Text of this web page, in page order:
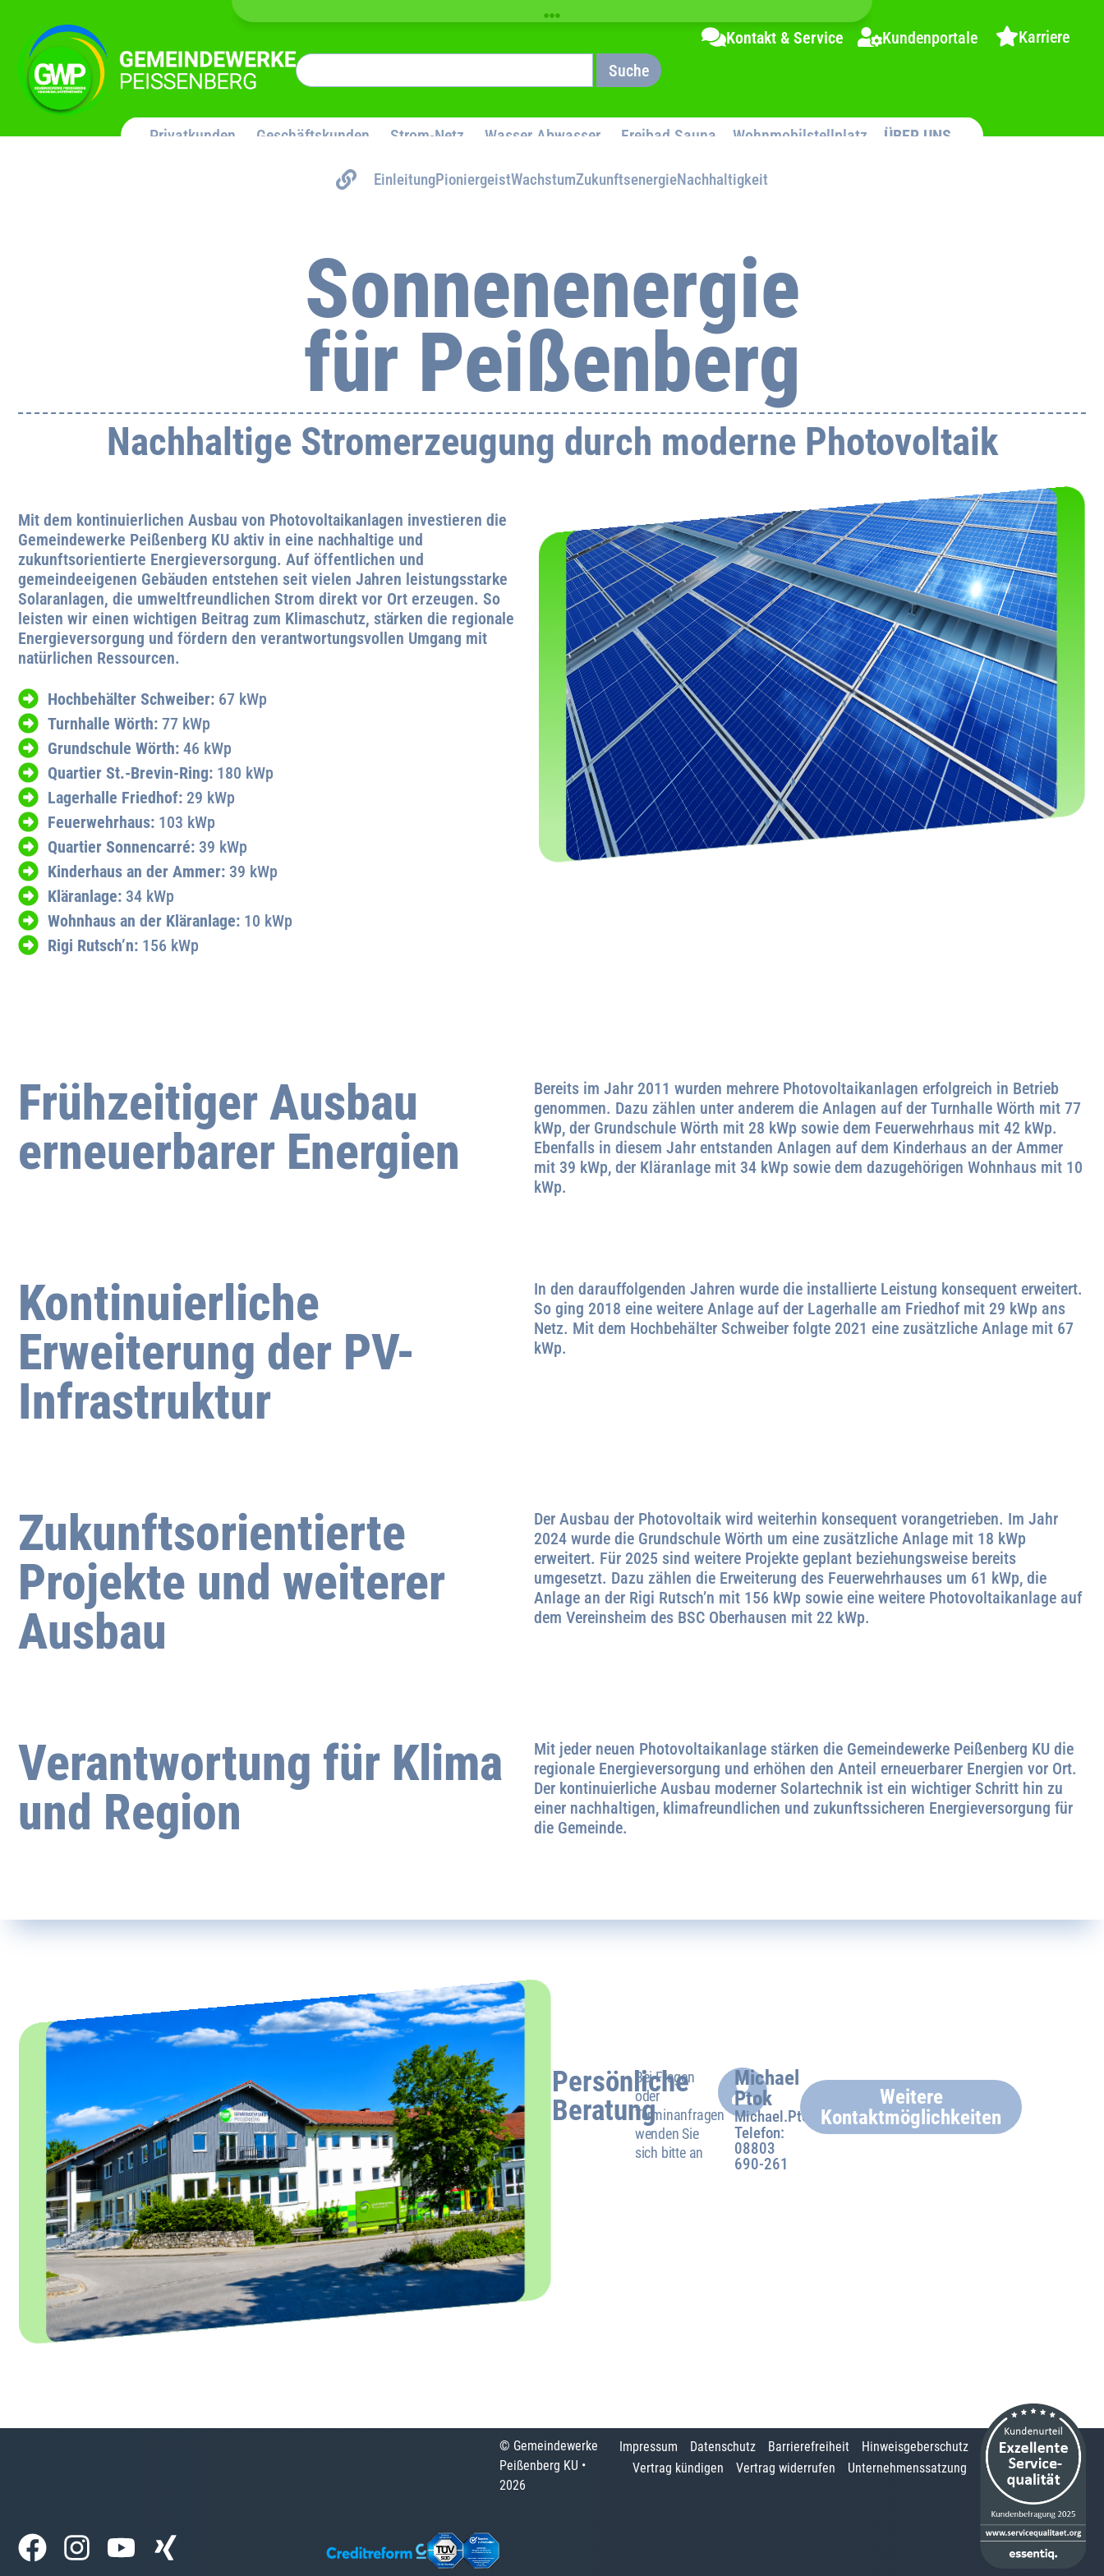
Suche
Kontakt & Service Kundenportale Karriere
Privatkunden Geschäftskunden Strom-Netz Wasser Abwasser Freibad Sauna Wohnmobilstellplatz ÜBER UNS
EinleitungPioniergeistWachstumZukunftsenergieNachhaltigkeit
Sonnenenergie
für Peißenberg
Nachhaltige Stromerzeugung durch moderne Photovoltaik
Mit dem kontinuierlichen Ausbau von Photovoltaikanlagen investieren die
Gemeindewerke Peißenberg KU aktiv in eine nachhaltige und
zukunftsorientierte Energieversorgung. Auf öffentlichen und
gemeindeeigenen Gebäuden entstehen seit vielen Jahren leistungsstarke
Solaranlagen, die umweltfreundlichen Strom direkt vor Ort erzeugen. So
leisten wir einen wichtigen Beitrag zum Klimaschutz, stärken die regionale
Energieversorgung und fördern den verantwortungsvollen Umgang mit
natürlichen Ressourcen.
Hochbehälter Schweiber: 67 kWp
Turnhalle Wörth:77 kWp
Grundschule Wörth:46 kWp
Quartier St.-Brevin-Ring: 180 kWp
Lagerhalle Friedhof: 29 kWp
Feuerwehrhaus: 103 kWp
Quartier Sonnencarré: 39 kWp
Kinderhaus an der Ammer: 39 kWp
Kläranlage: 34 kWp
Wohnhaus an der Kläranlage: 10 kWp
Rigi Rutsch’n: 156 kWp
Frühzeitiger Ausbau
erneuerbarer Energien
Bereits im Jahr 2011 wurden mehrere Photovoltaikanlagen erfolgreich in Betrieb
genommen. Dazu zählen unter anderem die Anlagen auf der Turnhalle Wörth mit 77
kWp, der Grundschule Wörth mit 28 kWp sowie dem Feuerwehrhaus mit 42 kWp.
Ebenfalls in diesem Jahr entstanden Anlagen auf dem Kinderhaus an der Ammer
mit 39 kWp, der Kläranlage mit 34 kWp sowie dem dazugehörigen Wohnhaus mit 10
kWp.
Kontinuierliche
Erweiterung der PV-
Infrastruktur
In den darauffolgenden Jahren wurde die installierte Leistung konsequent erweitert.
So ging 2018 eine weitere Anlage auf der Lagerhalle am Friedhof mit 29 kWp ans
Netz. Mit dem Hochbehälter Schweiber folgte 2021 eine zusätzliche Anlage mit 67
kWp.
Zukunftsorientierte
Projekte und weiterer
Ausbau
Der Ausbau der Photovoltaik wird weiterhin konsequent vorangetrieben. Im Jahr
2024 wurde die Grundschule Wörth um eine zusätzliche Anlage mit 18 kWp
erweitert. Für 2025 sind weitere Projekte geplant beziehungsweise bereits
umgesetzt. Dazu zählen die Erweiterung des Feuerwehrhauses um 61 kWp, die
Anlage an der Rigi Rutsch’n mit 156 kWp sowie eine weitere Photovoltaikanlage auf
dem Vereinsheim des BSC Oberhausen mit 22 kWp.
Verantwortung für Klima
und Region
Mit jeder neuen Photovoltaikanlage stärken die Gemeindewerke Peißenberg KU die
regionale Energieversorgung und erhöhen den Anteil erneuerbarer Energien vor Ort.
Der kontinuierliche Ausbau moderner Solartechnik ist ein wichtiger Schritt hin zu
einer nachhaltigen, klimafreundlichen und zukunftssicheren Energieversorgung für
die Gemeinde.
Persönliche
Beratung
Bei Fragen
oder
Terminanfragen
wenden Sie
sich bitte an
Michael
Ptok
Michael.Ptok@peissenberg.de
Telefon:
08803
690-261
Weitere
Kontaktmöglichkeiten
© Gemeindewerke
Peißenberg KU •
2026
Impressum Datenschutz Barrierefreiheit
Hinweisgeberschutz
Vertrag kündigen
Vertrag widerrufen Unternehmenssatzung